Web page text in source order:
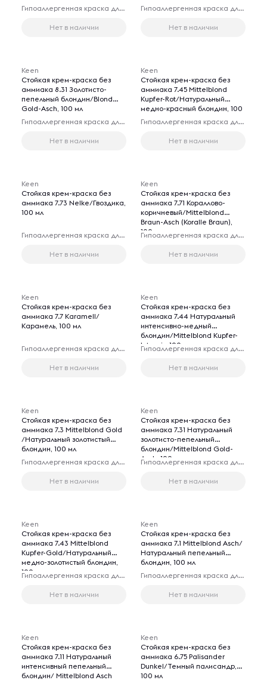
Гипоаллергенная краска для волос
Нет в наличии
Гипоаллергенная краска для волос
Нет в наличии
Keen
Стойкая крем-краска без
аммиака 8.31 Золотисто-
пепельный блондин/Blond
Gold-Asch, 100 мл
Гипоаллергенная краска для волос
Нет в наличии
Keen
Стойкая крем-краска без
аммиака 7.45 Mittelblond
Kupfer-Rot/Натуральный
медно-красный блондин, 100
мл
Гипоаллергенная краска для волос
Нет в наличии
Keen
Стойкая крем-краска без
аммиака 7.73 Nelke/Гвоздика,
100 мл
Гипоаллергенная краска для волос
Нет в наличии
Keen
Стойкая крем-краска без
аммиака 7.71 Кораллово-
коричневый/Mittelblond
Braun-Asch (Koralle Braun),
100 мл
Гипоаллергенная краска для волос
Нет в наличии
Keen
Стойкая крем-краска без
аммиака 7.7 Karamell/
Карамель, 100 мл
Гипоаллергенная краска для волос
Нет в наличии
Keen
Стойкая крем-краска без
аммиака 7.44 Натуральный
интенсивно-медный
блондин/Mittelblond Kupfer-
Intensiv, 100 мл
Гипоаллергенная краска для волос
Нет в наличии
Keen
Стойкая крем-краска без
аммиака 7.3 Mittelblond Gold
/Натуральный золотистый
блондин, 100 мл
Гипоаллергенная краска для волос
Нет в наличии
Keen
Стойкая крем-краска без
аммиака 7.31 Натуральный
золотисто-пепельный
блондин/Mittelblond Gold-
Asch, 100 мл
Гипоаллергенная краска для волос
Нет в наличии
Keen
Стойкая крем-краска без
аммиака 7.43 Mittelblond
Kupfer-Gold/Натуральный
медно-золотистый блондин,
100 мл
Гипоаллергенная краска для волос
Нет в наличии
Keen
Стойкая крем-краска без
аммиака 7.1 Mittelblond Asch/
Натуральный пепельный
блондин, 100 мл
Гипоаллергенная краска для волос
Нет в наличии
Keen
Стойкая крем-краска без
аммиака 7.11 Натуральный
интенсивный пепельный
блондин/ Mittelblond Asch
Keen
Стойкая крем-краска без
аммиака 6.75 Palisander
Dunkel/Темный палисандр,
100 мл